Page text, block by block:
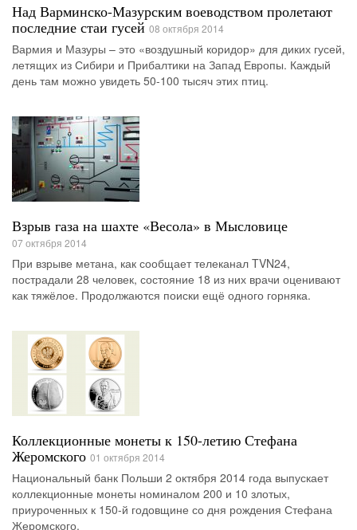
Над Варминско-Мазурским воеводством пролетают
последние стаи гусей 08 октября 2014
Вармия и Мазуры – это «воздушный коридор» для диких гусей,
летящих из Сибири и Прибалтики на Запад Европы. Каждый
день там можно увидеть 50-100 тысяч этих птиц.
Взрыв газа на шахте «Весола» в Мысловице
07 октября 2014
При взрыве метана, как сообщает телеканал TVN24,
пострадали 28 человек, состояние 18 из них врачи оценивают
как тяжёлое. Продолжаются поиски ещё одного горняка.
Коллекционные монеты к 150-летию Стефана
Жеромского 01 октября 2014
Национальный банк Польши 2 октября 2014 года выпускает
коллекционные монеты номиналом 200 и 10 злотых,
приуроченных к 150-й годовщине со дня рождения Стефана
Жеромского.